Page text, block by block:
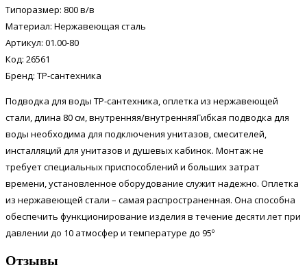
Типоразмер: 800 в/в
Материал: Нержавеющая сталь
Артикул: 01.00-80
Код: 26561
Бренд: ТР-сантехника
Подводка для воды ТР-сантехника, оплетка из нержавеющей
стали, длина 80 см, внутренняя/внутренняяГибкая подводка для
воды необходима для подключения унитазов, смесителей,
инсталляций для унитазов и душевых кабинок. Монтаж не
требует специальных приспособлений и больших затрат
времени, установленное оборудование служит надежно. Оплетка
из нержавеющей стали – самая распространенная. Она способна
обеспечить функционирование изделия в течение десяти лет при
давлении до 10 атмосфер и температуре до 95º
Отзывы